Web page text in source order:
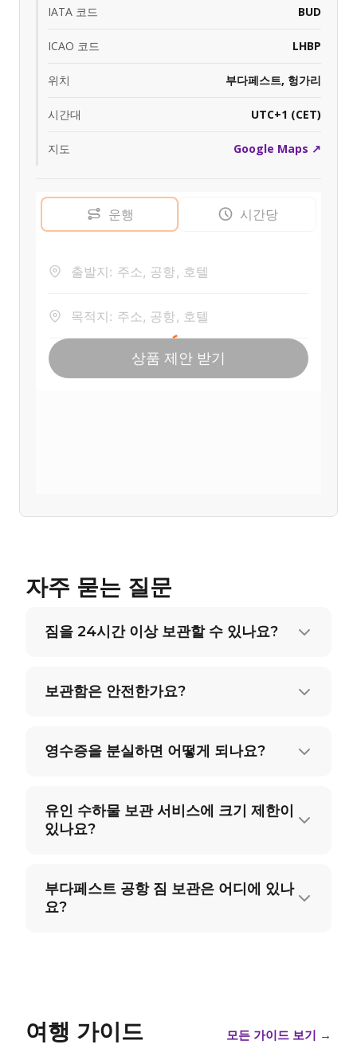
IATA 코드 BUD
ICAO 코드 LHBP
위치 부다페스트, 헝가리
시간대 UTC+1 (CET)
지도 Google Maps ↗
자주 묻는 질문
짐을 24시간 이상 보관할 수 있나요?
보관함은 안전한가요?
영수증을 분실하면 어떻게 되나요?
유인 수하물 보관 서비스에 크기 제한이
있나요?
부다페스트 공항 짐 보관은 어디에 있나
요?
여행 가이드 모든 가이드 보기 →